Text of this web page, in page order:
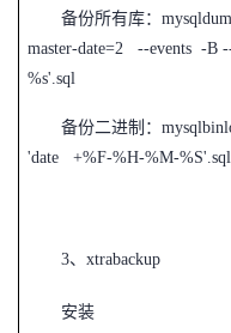
备份所有库：
master-date=2 --events -B
%s'.sql
备份二进制：
'date +%F-%H-%M-%S'.sql
3、xtrabackup
安装